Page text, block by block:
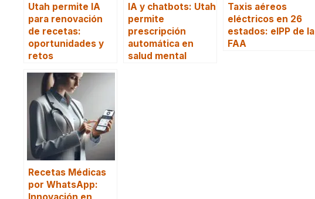
Utah permite IA
para renovación
de recetas:
oportunidades y
retos
IA y chatbots: Utah
permite
prescripción
automática en
salud mental
Taxis aéreos
eléctricos en 26
estados: eIPP de la
FAA
Recetas Médicas
por WhatsApp: